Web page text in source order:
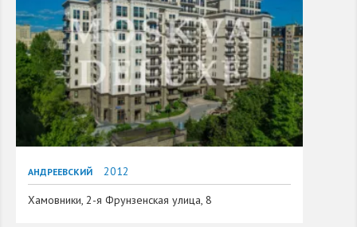
АНДРЕЕВСКИЙ
2012
Хамовники, 2-я Фрунзенская улица, 8